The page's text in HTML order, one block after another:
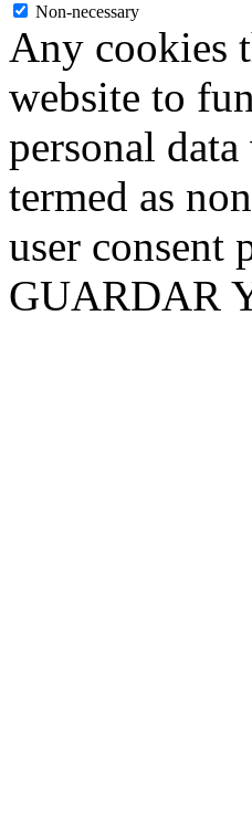
Non-necessary
Any cookies
website to
personal
termed as
user consent
GUARDAR